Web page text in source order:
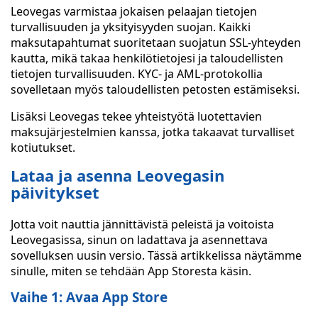
Leovegas varmistaa jokaisen pelaajan tietojen
turvallisuuden ja yksityisyyden suojan. Kaikki
maksutapahtumat suoritetaan suojatun SSL-yhteyden
kautta, mikä takaa henkilötietojesi ja taloudellisten
tietojen turvallisuuden. KYC- ja AML-protokollia
sovelletaan myös taloudellisten petosten estämiseksi.
Lisäksi Leovegas tekee yhteistyötä luotettavien
maksujärjestelmien kanssa, jotka takaavat turvalliset
kotiutukset.
Lataa ja asenna Leovegasin
päivitykset
Jotta voit nauttia jännittävistä peleistä ja voitoista
Leovegasissa, sinun on ladattava ja asennettava
sovelluksen uusin versio. Tässä artikkelissa näytämme
sinulle, miten se tehdään App Storesta käsin.
Vaihe 1: Avaa App Store